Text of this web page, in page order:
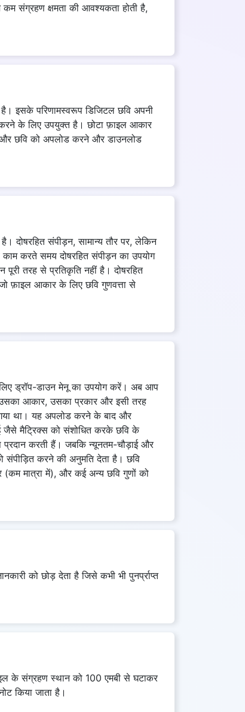
संग्रहण क्षमता की आवश्यकता होती है,
इसके परिणामस्वरूप डिजिटल छवि अपनी
के लिए उपयुक्त है। छोटा फ़ाइल आकार
छवि को अपलोड करने और डाउनलोड
दोषरहित संपीड़न, सामान्य तौर पर, लेकिन
करते समय दोषरहित संपीड़न का उपयोग
पूरी तरह से प्रतिकृति नहीं है। दोषरहित
फ़ाइल आकार के लिए छवि गुणवत्ता से
ड्रॉप-डाउन मेनू का उपयोग करें। अब आप
आकार, उसका प्रकार और इसी तरह
गया था। यह अपलोड करने के बाद और
जैसे मैट्रिक्स को संशोधित करके छवि के
करती हैं। जबकि न्यूनतम-चौड़ाई और
संपीड़ित करने की अनुमति देता है। छवि
(कम मात्रा में), और कई अन्य छवि गुणों को
को छोड़ देता है जिसे कभी भी पुनर्प्राप्त
के संग्रहण स्थान को 100 एमबी से घटाकर
किया जाता है।